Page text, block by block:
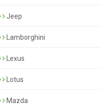
Jeep
Lamborghini
Lexus
Lotus
Mazda